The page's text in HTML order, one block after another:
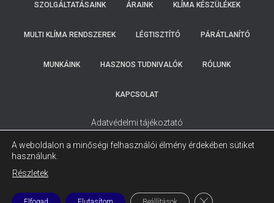
SZOLGÁLTATÁSAINK ÁRAINK KLÍMA KÉSZÜLÉKEK
MULTI KLÍMA RENDSZEREK LÉGTISZTÍTÓ PÁRÁTLANÍTÓ
MUNKÁINK HASZNOS TUDNIVALÓK RÓLUNK
KAPCSOLAT
Adatvédelmi tájékoztató
A weboldalon a minőségi felhasználói élmény érdekében sütiket
használunk.
Részletek
CLOSE GDPR